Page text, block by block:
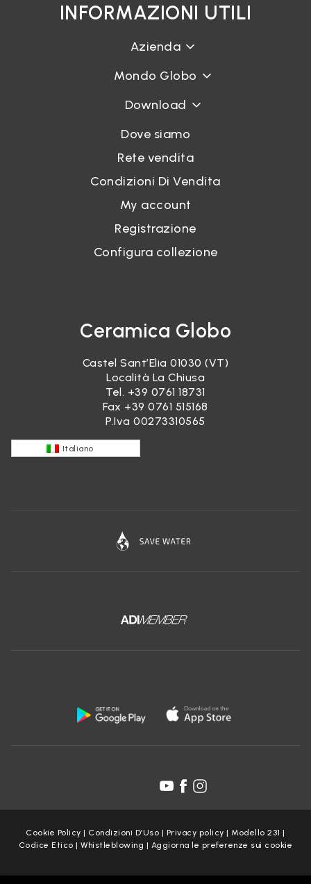
INFORMAZIONI UTILI
Azienda
Mondo Globo
Download
Dove siamo
Rete vendita
Condizioni Di Vendita
My account
Registrazione
Configura collezione
Ceramica Globo
Castel Sant’Elia 01030 (VT)
Località La Chiusa
Tel. +39 0761 18731
Fax +39 0761 515168
P.Iva 00273310565
Italiano
Cookie Policy | Condizioni D’Uso | Privacy policy |Modello 231 |
Codice Etico |Whistleblowing | Aggiorna le preferenze sui cookie